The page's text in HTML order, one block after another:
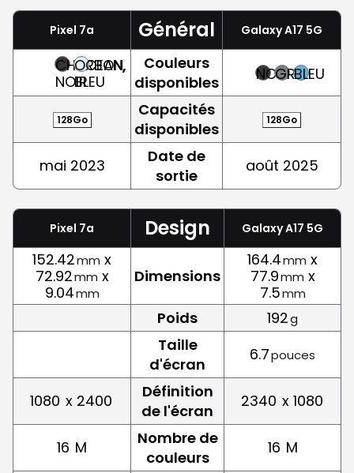
Pixel 7a Général Galaxy A17 5G
CHARBON,
NOIR
OCEAN,
BLEU
Couleurs
disponibles
NOIRGRISBLEU
128Go
Capacités
disponibles
128Go
mai 2023
Date de
sortie
août 2025
Pixel 7a Design Galaxy A17 5G
152.42mm x
72.92mm x
9.04mm
Dimensions
164.4mm x
77.9mm x
7.5mm
Poids 192g
Taille
d'écran
6.7pouces
1080 x 2400
Définition
de l'écran
2340 x 1080
16 M
Nombre de
couleurs
16 M